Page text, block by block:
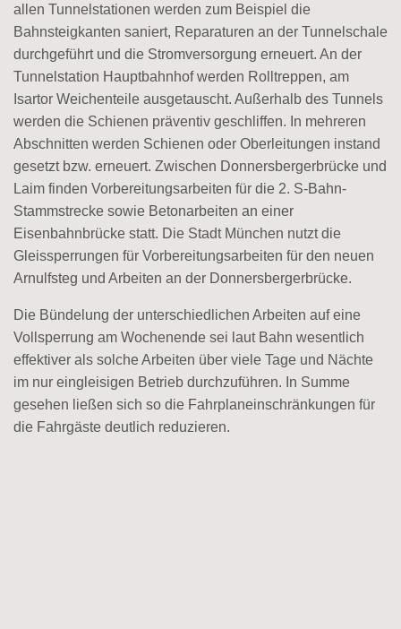
allen Tunnelstationen werden zum Beispiel die
Bahnsteigkanten saniert, Reparaturen an der Tunnelschale
durchgeführt und die Stromversorgung erneuert. An der
Tunnelstation Hauptbahnhof werden Rolltreppen, am
Isartor Weichenteile ausgetauscht. Außerhalb des Tunnels
werden die Schienen präventiv geschliffen. In mehreren
Abschnitten werden Schienen oder Oberleitungen instand
gesetzt bzw. erneuert. Zwischen Donnersbergerbrücke und
Laim finden Vorbereitungsarbeiten für die 2. S-Bahn-
Stammstrecke sowie Betonarbeiten an einer
Eisenbahnbrücke statt. Die Stadt München nutzt die
Gleissperrungen für Vorbereitungsarbeiten für den neuen
Arnulfsteg und Arbeiten an der Donnersbergerbrücke.
Die Bündelung der unterschiedlichen Arbeiten auf eine
Vollsperrung am Wochenende sei laut Bahn wesentlich
effektiver als solche Arbeiten über viele Tage und Nächte
im nur eingleisigen Betrieb durchzuführen. In Summe
gesehen ließen sich so die Fahrplaneinschränkungen für
die Fahrgäste deutlich reduzieren.